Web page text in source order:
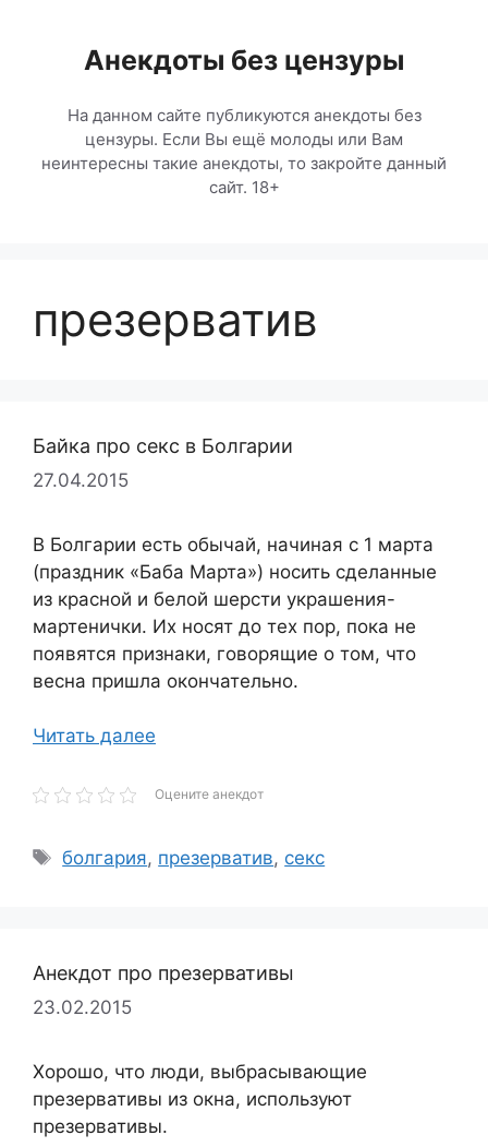
содержимомуАнекдоты без цензуры
На данном сайте публикуются анекдоты без
цензуры. Если Вы ещё молоды или Вам
неинтересны такие анекдоты, то закройте данный
сайт. 18+
презерватив
Байка про секс в Болгарии
27.04.2015
В Болгарии есть обычай, начиная с 1 марта
(праздник «Баба Марта») носить сделанные
из красной и белой шерсти украшения-
мартенички. Их носят до тех пор, пока не
появятся признаки, говорящие о том, что
весна пришла окончательно.
Читать далее
Оцените анекдот
Метки
болгария, презерватив, секс
Анекдот про презервативы
23.02.2015
Хорошо, что люди, выбрасывающие
презервативы из окна, используют
презервативы.